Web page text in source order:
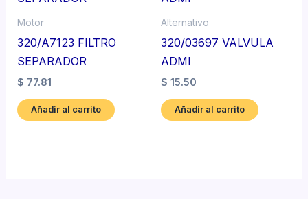
Motor
320/A7123 FILTRO
SEPARADOR
$ 77.81
Añadir al carrito
Alternativo
320/03697 VALVULA
ADMI
$ 15.50
Añadir al carrito